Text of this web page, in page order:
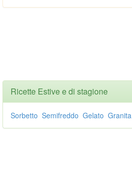
Ricette Estive e di stagione
Sorbetto Semifreddo Gelato Granita